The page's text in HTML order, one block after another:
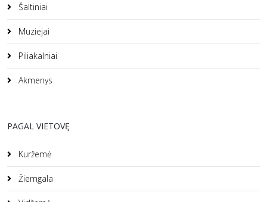
Šaltiniai
Muziejai
Piliakalniai
Akmenys
PAGAL VIETOVĘ
Kuržemė
Žiemgala